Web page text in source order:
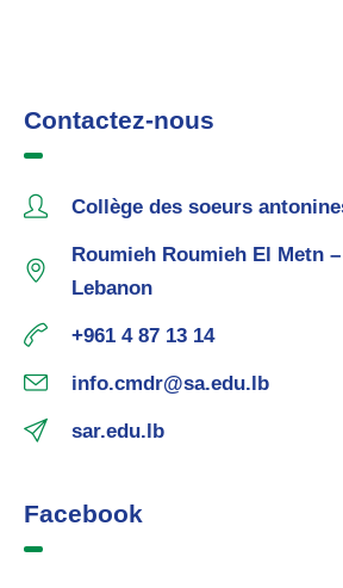
Contactez-nous
Collège des soeurs
Roumieh Roumieh El Metn
Lebanon
+961 4 87 13 14
info.cmdr@sa.edu.lb
sar.edu.lb
Facebook